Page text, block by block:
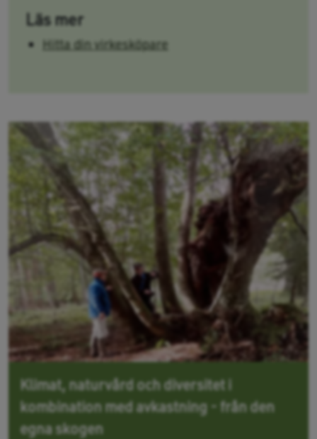
Läs mer
Hitta din virkesköpare
Klimat, naturvård och diversitet i
kombination med avkastning - från den
egna skogen